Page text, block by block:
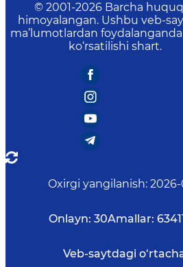
© 2001-2026 Barcha
himoyalangan. Ushbu veb-
ma’lumotlardan
ko‘rsatilishi shart.
Oxirgi yangilanish: 2026-
Onlayn: 30Amallar: 6341
Veb-saytdagi